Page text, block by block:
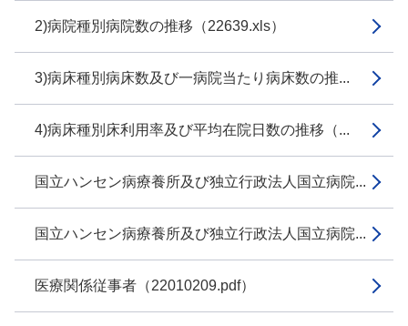
2)病院種別病院数の推移（22639.xls）
3)病床種別病床数及び一病院当たり病床数の推...
4)病床種別床利用率及び平均在院日数の推移（...
国立ハンセン病療養所及び独立行政法人国立病院...
国立ハンセン病療養所及び独立行政法人国立病院...
医療関係従事者（22010209.pdf）